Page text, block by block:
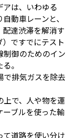
は、いわゆる
動車レーンと、
達渋滞を解消す
ですでにテスト
制御のためのイン
。
で排気ガスを除去
上で、人や物を運
ブルを使った輸
て道路を使い分け